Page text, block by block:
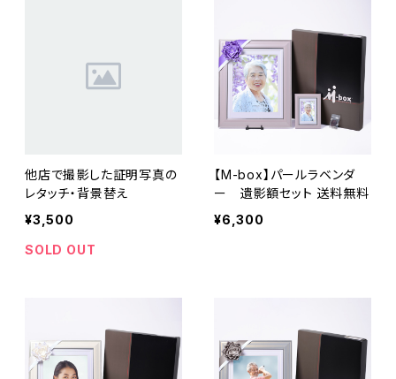
他店で撮影した証明写真の
レタッチ・背景替え
¥3,500
SOLD OUT
【M-box】パールラベンダ
ー 遺影額セット 送料無料
¥6,300